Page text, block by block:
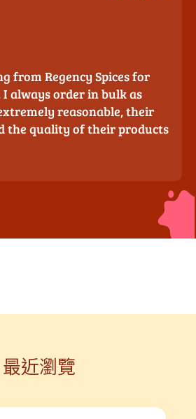
from Regency Spices for
I always order in bulk as
reasonable, their
the quality of their products
最近瀏覽